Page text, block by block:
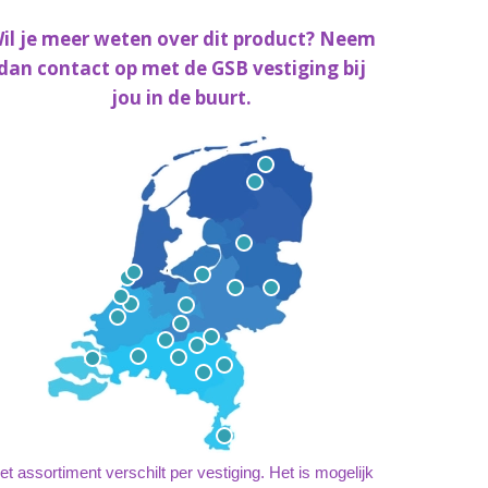
je meer weten over dit product? Neem
contact op met de GSB vestiging bij
jou in de buurt.
assortiment verschilt per vestiging. Het is mogelijk